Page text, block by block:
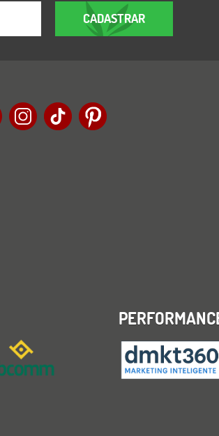
CADASTRAR